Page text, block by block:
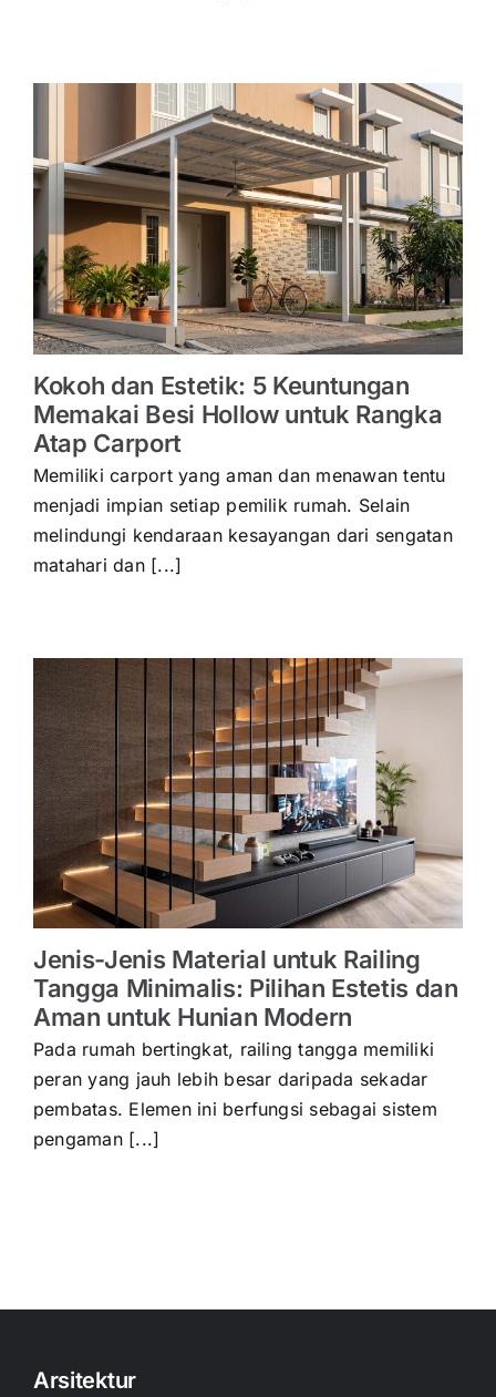
Kokoh dan Estetik: 5 Keuntungan
Memakai Besi Hollow untuk Rangka
Atap Carport
Memiliki carport yang aman dan menawan tentu
menjadi impian setiap pemilik rumah. Selain
melindungi kendaraan kesayangan dari sengatan
matahari dan [...]
Jenis-Jenis Material untuk Railing
Tangga Minimalis: Pilihan Estetis dan
Aman untuk Hunian Modern
Pada rumah bertingkat, railing tangga memiliki
peran yang jauh lebih besar daripada sekadar
pembatas. Elemen ini berfungsi sebagai sistem
pengaman [...]
Arsitektur